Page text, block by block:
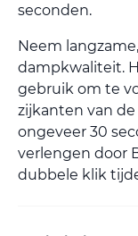
seconden.
Neem
dampkwaliteit.
gebruik om te
zijkanten van
ongeveer 30
verlengen door
dubbele klik